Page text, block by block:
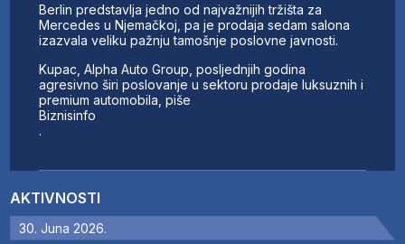
AKTIVNOSTI
30. Juna 2026.
Berlin predstavlja jedno od najvažnijih tržišta za
Mercedes u Njemačkoj, pa je prodaja sedam salona
izazvala veliku pažnju tamošnje poslovne javnosti.
Kupac, Alpha Auto Group, posljednjih godina
agresivno širi poslovanje u sektoru prodaje luksuznih i
premium automobila, piše
Biznisinfo
.